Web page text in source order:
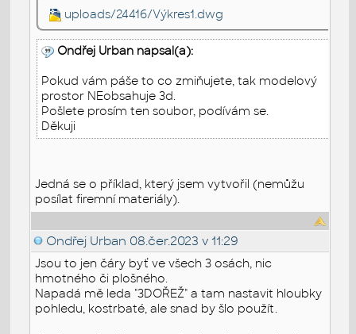
uploads/24416/Výkres1.dwg
Ondřej Urban napsal(a):
Pokud vám páše to co zmiňujete, tak modelový
prostor NEobsahuje 3d.
Pošlete prosím ten soubor, podívám se.
Děkuji
Jedná se o příklad, který jsem vytvořil (nemůžu
posílat firemní materiály).
Ondřej Urban 08.čer.2023 v 11:29
Jsou to jen čáry byť ve všech 3 osách, nic
hmotného či plošného.
Napadá mě leda "3DOŘEŽ" a tam nastavit hloubky
pohledu, kostrbaté, ale snad by šlo použít.